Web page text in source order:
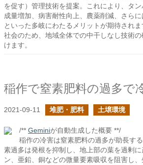
を促す）管理技術を提案。これにより、タ
成量増加、病害耐性向上、農薬削減、さら
といった多岐にわたるメリットが期待され
社会のため、地域全体での中干しなし技術
けます。
稲作で窒素肥料の過多で
2021-09-11 堆肥・肥料 土壌環境
/** Geminiが自動生成した概要 **/
稲作の冷害は窒素肥料の過多が助長す
素過多は発根を抑制し、地上部の葉を過剰
ン、亜鉛、銅などの微量要素吸収を阻害し